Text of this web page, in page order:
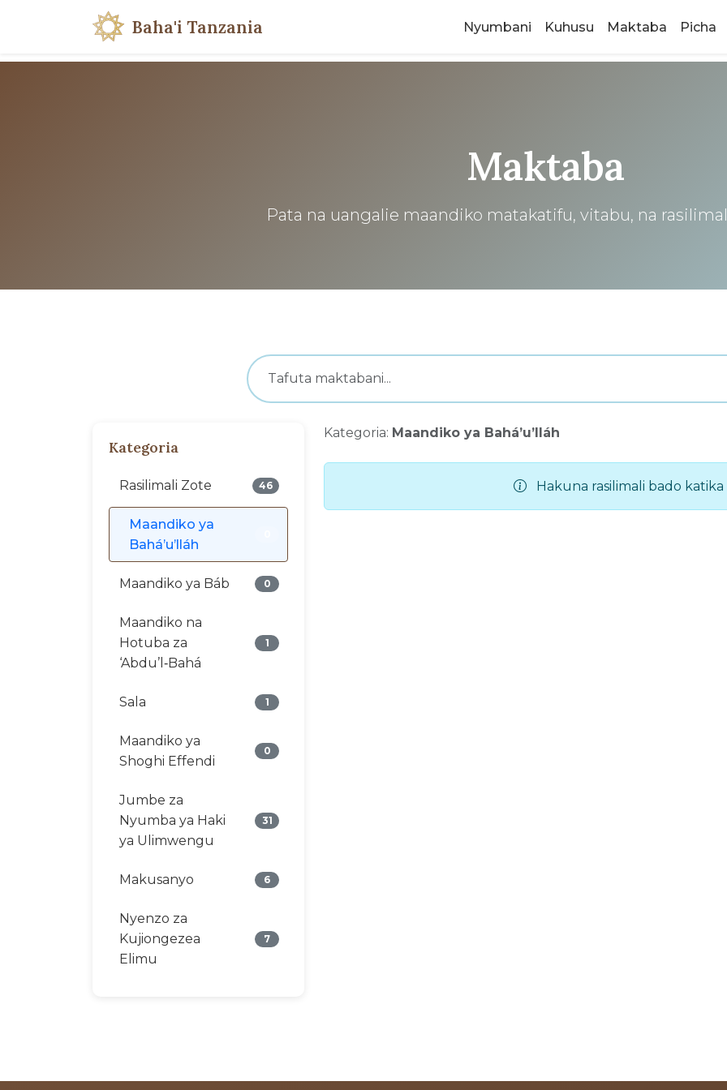
Baha'i Tanzania Nyumbani Kuhusu Maktaba Picha
Maktaba
Pata na uangalie maandiko matakatifu, vitabu, na
Kategoria
Rasilimali Zote 46
Maandiko ya
Bahá’u’lláh
Maandiko ya Báb 0
Maandiko na
Hotuba za
‘Abdu’l‑Bahá
1
Sala 1
Maandiko ya
Shoghi Effendi
0
Jumbe za
Nyumba ya Haki
ya Ulimwengu
31
Makusanyo 6
Nyenzo za
Kujiongezea
Elimu
7
Kategoria: Maandiko ya Bahá’u’lláh
Hakuna rasilimali bado katika